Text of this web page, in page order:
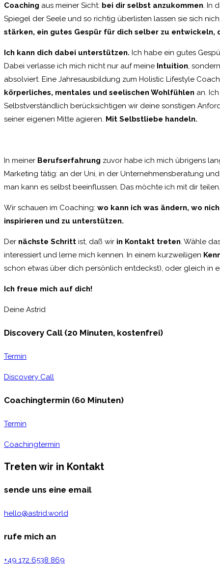
Coaching aus meiner Sicht: bei dir selbst anzukommen . In
Spiegel der Seele und so richtig überlisten lassen sie sich
stärken, ein gutes Gespür für dich selber zu entwickeln,
Ich kann dich dabei unterstützen. Ich habe ein gutes
Dabei verlasse ich mich nicht nur auf meine Intuition ,
absolviert. Eine Jahresausbildung zum Holistic Lifestyle
körperliches, mentales und seelischen Wohlfühlen an.
Selbstverständlich berücksichtigen wir deine sonstigen
seiner eigenen Mitte agieren. Mit Selbstliebe handeln.
In meiner Berufserfahrung zuvor habe ich mich übrigens
Marketing tätig: an der Uni, in der Unternehmensberatung
man kann es selbst beeinflussen. Das möchte ich mit dir
Wir schauen im Coaching: wo kann ich was ändern, wo
inspirieren und zu unterstützen.
Der nächste Schritt ist, daß wir in Kontakt treten . Wähle
interessiert und lerne mich kennen. In einem kurzweiligen
schon etwas über dich persönlich entdeckst), oder gleich in
Ich freue mich auf dich!
Deine Astrid
Discovery Call (20 Minuten, kostenfrei)
Termin
Discovery Call
Coachingtermin (60 Minuten)
Termin
Coachingtermin
Treten wir in Kontakt
sende uns eine email
hello@astrid.world
rufe mich an
+49 172 6538 869